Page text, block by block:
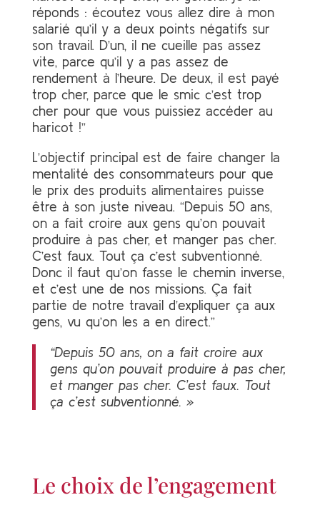
réponds : écoutez vous allez dire à mon
salarié qu’il y a deux points négatifs sur
son travail. D’un, il ne cueille pas assez
vite, parce qu’il y a pas assez de
rendement à l’heure. De deux, il est payé
trop cher, parce que le smic c’est trop
cher pour que vous puissiez accéder au
haricot !”
L’objectif principal est de faire changer la
mentalité des consommateurs pour que
le prix des produits alimentaires puisse
être à son juste niveau. “Depuis 50 ans,
on a fait croire aux gens qu’on pouvait
produire à pas cher, et manger pas cher.
C’est faux. Tout ça c’est subventionné.
Donc il faut qu’on fasse le chemin inverse,
et c’est une de nos missions. Ça fait
partie de notre travail d’expliquer ça aux
gens, vu qu’on les a en direct.”
“Depuis 50 ans, on a fait croire aux
gens qu’on pouvait produire à pas cher,
et manger pas cher. C’est faux. Tout
ça c’est subventionné. »
Le choix de l’engagement